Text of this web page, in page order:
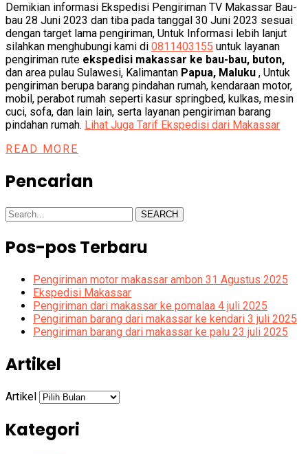
Demikian informasi Ekspedisi Pengiriman TV Makassar Bau-
bau 28 Juni 2023 dan tiba pada tanggal 30 Juni 2023 sesuai
dengan target lama pengiriman, Untuk Informasi lebih lanjut
silahkan menghubungi kami di 0811403155 untuk layanan
pengiriman rute ekspedisi makassar ke bau-bau, buton,
dan area pulau Sulawesi, Kalimantan Papua, Maluku , Untuk
pengiriman berupa barang pindahan rumah, kendaraan motor,
mobil, perabot rumah seperti kasur springbed, kulkas, mesin
cuci, sofa, dan lain lain, serta layanan pengiriman barang
pindahan rumah. Lihat Juga Tarif Ekspedisi dari Makassar
READ MORE
Pencarian
SEARCH
Pos-pos Terbaru
Pengiriman motor makassar ambon 31 Agustus 2025
Ekspedisi Makassar
Pengiriman dari makassar ke pomalaa 4 juli 2025
Pengiriman barang dari makassar ke kendari 3 juli 2025
Pengiriman barang dari makassar ke palu 23 juli 2025
Artikel
Artikel
Kategori